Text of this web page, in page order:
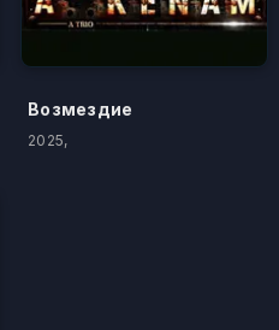
Возмездие
2025,